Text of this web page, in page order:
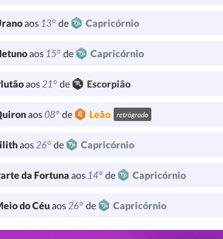
aos 13° de Capricórnio
aos 15° de Capricórnio
aos21° de Escorpião
aos08° de Leão retrógrado
aos26° de Capricórnio
da Fortuna aos 14° de Capricórnio
do Céuaos26° de Capricórnio